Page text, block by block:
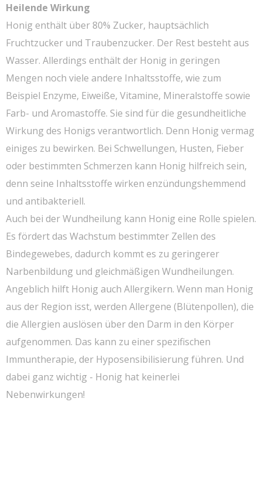
Heilende Wirkung
Honig enthält über 80% Zucker, hauptsächlich
Fruchtzucker und Traubenzucker. Der Rest besteht aus
Wasser. Allerdings enthält der Honig in geringen
Mengen noch viele andere Inhaltsstoffe, wie zum
Beispiel Enzyme, Eiweiße, Vitamine, Mineralstoffe sowie
Farb- und Aromastoffe. Sie sind für die gesundheitliche
Wirkung des Honigs verantwortlich. Denn Honig vermag
einiges zu bewirken. Bei Schwellungen, Husten, Fieber
oder bestimmten Schmerzen kann Honig hilfreich sein,
denn seine Inhaltsstoffe wirken enzündungshemmend
und antibakteriell.
Auch bei der Wundheilung kann Honig eine Rolle spielen.
Es fördert das Wachstum bestimmter Zellen des
Bindegewebes, dadurch kommt es zu geringerer
Narbenbildung und gleichmäßigen Wundheilungen.
Angeblich hilft Honig auch Allergikern. Wenn man Honig
aus der Region isst, werden Allergene (Blütenpollen), die
die Allergien auslösen über den Darm in den Körper
aufgenommen. Das kann zu einer spezifischen
Immuntherapie, der Hyposensibilisierung führen. Und
dabei ganz wichtig - Honig hat keinerlei
Nebenwirkungen!